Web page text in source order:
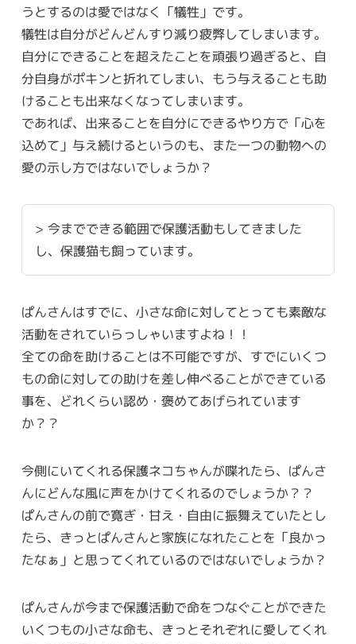
うとするのは愛ではなく「犠牲」です。
犠牲は自分がどんどんすり減り疲弊してしまいます。
自分にできることを超えたことを頑張り過ぎると、自
分自身がポキンと折れてしまい、もう与えることも助
けることも出来なくなってしまいます。
であれば、出来ることを自分にできるやり方で「心を
込めて」与え続けるというのも、また一つの動物への
愛の示し方ではないでしょうか？
> 今までできる範囲で保護活動もしてきました
し、保護猫も飼っています。
ぱんさんはすでに、小さな命に対してとっても素敵な
活動をされていらっしゃいますよね！！
全ての命を助けることは不可能ですが、すでにいくつ
もの命に対しての助けを差し伸べることができている
事を、どれくらい認め・褒めてあげられています
か？？
今側にいてくれる保護ネコちゃんが喋れたら、ぱんさ
んにどんな風に声をかけてくれるのでしょうか？？
ぱんさんの前で寛ぎ・甘え・自由に振舞えていたとし
たら、きっとぱんさんと家族になれたことを「良かっ
たなぁ」と思ってくれているのではないでしょうか？
ぱんさんが今まで保護活動で命をつなぐことができた
いくつもの小さな命も、きっとそれぞれに愛してくれ